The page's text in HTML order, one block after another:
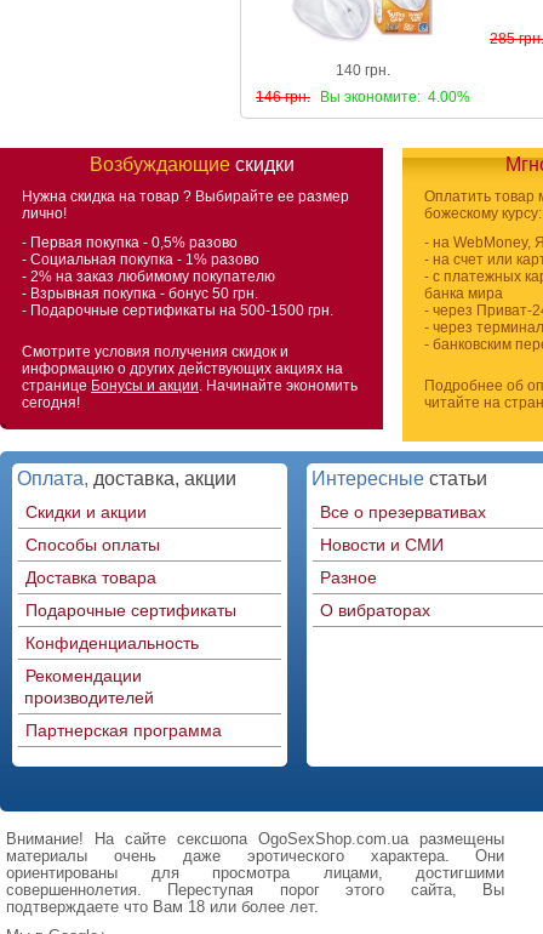
140 грн.
146 грн.
Вы экономите: 4.00%
285 грн.
Возбуждающиескидки
Нужна скидка на товар ? Выбирайте ее размер
лично!
- Первая покупка - 0,5% разово
- Социальная покупка - 1% разово
- 2% на заказ любимому покупателю
- Взрывная покупка - бонус 50 грн.
- Подарочные сертификаты на 500-1500 грн.
Смотрите условия получения скидок и
информацию о других действующих акциях на
странице Бонусы и акции. Начинайте экономить
сегодня!
Оплатить товар
божескому курсу:
- на WebMoney,
- на счет или
- с платежных
банка мира
- через Приват-
- через
- банковским
Подробнее об
читайте на
Оплата, доставка, акции
Скидки и акции
Способы оплаты
Доставка товара
Подарочные сертификаты
Конфиденциальность
Рекомендации
производителей
Партнерская программа
Интересные статьи
Все о презервативах
Новости и СМИ
Разное
О вибраторах
Внимание! На сайте сексшопа OgoSexShop.com.ua размещены
материалы очень даже эротического характера. Они
ориентированы для просмотра лицами, достигшими
совершеннолетия. Переступая порог этого сайта, Вы
подтверждаете что Вам 18 или более лет.